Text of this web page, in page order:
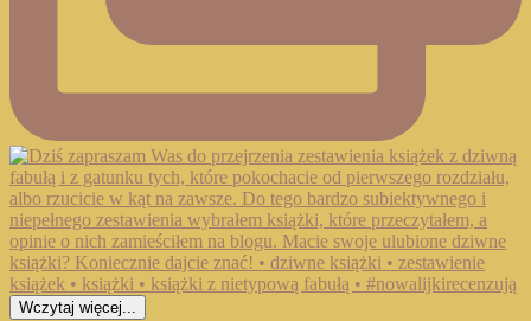
Wczytaj więcej...